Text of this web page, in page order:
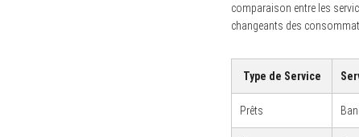
comparaison entre les
changeants des
Type de Service
Prêts